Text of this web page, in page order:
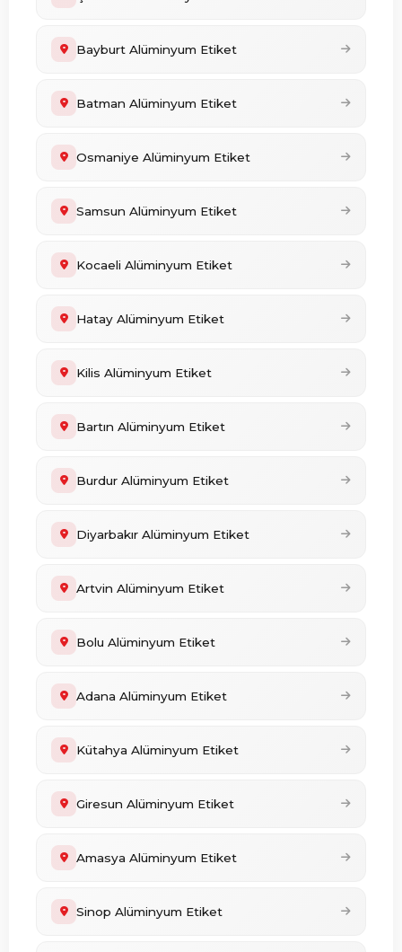
Bayburt Alüminyum Etiket
Batman Alüminyum Etiket
Osmaniye Alüminyum Etiket
Samsun Alüminyum Etiket
Kocaeli Alüminyum Etiket
Hatay Alüminyum Etiket
Kilis Alüminyum Etiket
Bartın Alüminyum Etiket
Burdur Alüminyum Etiket
Diyarbakır Alüminyum Etiket
Artvin Alüminyum Etiket
Bolu Alüminyum Etiket
Adana Alüminyum Etiket
Kütahya Alüminyum Etiket
Giresun Alüminyum Etiket
Amasya Alüminyum Etiket
Sinop Alüminyum Etiket